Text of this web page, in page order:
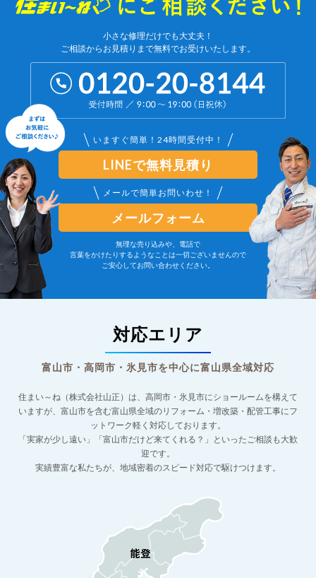
小さな修理だけでも大丈夫！
ご相談からお見積りまで無料でお受けいたします。
いますぐ簡単！24時間受付中！
LINEで無料見積り
メールで簡単お問いわせ！
メールフォーム
無理な売り込みや、電話で
言葉をかけたりするようなことは一切ございませんので
ご安心してお問い合わせください。
対応エリア
富山市・高岡市・氷見市を中心に富山県全域対応
住まい～ね（株式会社山正）は、高岡市・氷見市にショールームを構えて
いますが、 富山市を含む富山県全域のリフォーム・増改築・配管工事にフ
ットワーク軽く対応しております。
「実家が少し遠い」「富山市だけど来てくれる？」といったご相談も大歓
迎です。
実績豊富な私たちが、地域密着のスピード対応で駆けつけます。